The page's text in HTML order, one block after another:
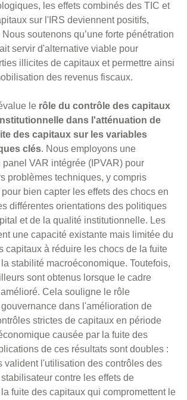
les effets combinés des TIC et
sur l'IRS deviennent positifs,
soutenons qu’une forte pénétration
servir d'alternative viable pour
illicites de capitaux et permettre ainsi
des revenus fiscaux.
le rôle du contrôle des capitaux
dans l'atténuation de
des capitaux sur les variables
clés. Nous employons une
VAR intégrée (IPVAR) pour
problèmes techniques, y compris
bien capter les effets des chocs en
différentes orientations des politiques
et de la qualité institutionnelle. Les
une capacité existante mais limitée du
capitaux à réduire les chocs de la fuite
stabilité macroéconomique. Toutefois,
sont obtenus lorsque le cadre
Cela souligne le rôle
dans l'amélioration de
strictes de capitaux en période
causée par la fuite des
de ces résultats sont doubles :
valident l'utilisation des contrôles des
contre les effets de
fuite des capitaux qui compromettent le